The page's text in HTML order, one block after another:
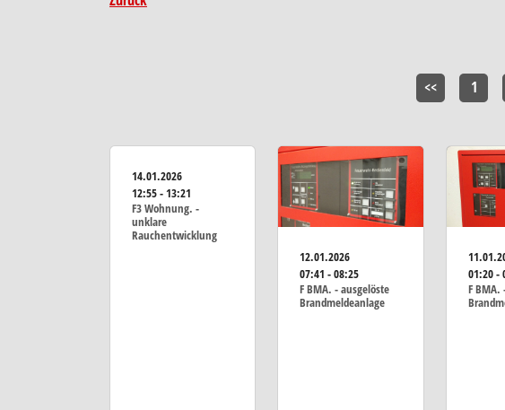
<< 1
14.01.2026
12:55 - 13:21
F3 Wohnung. -
unklare
Rauchentwicklung
12.01.2026
07:41 - 08:25
F BMA. - ausgelöste
Brandmeldeanlage
01:20 -
F BMA.